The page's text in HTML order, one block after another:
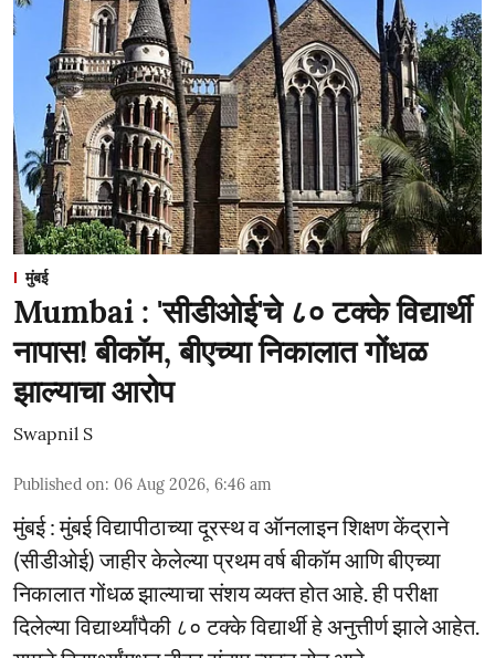
मुंबई
Mumbai : 'सीडीओई'चे ८० टक्के विद्यार्थी
नापास! बीकॉम, बीएच्या निकालात गोंधळ
झाल्याचा आरोप
Swapnil S
Published on: 06 Aug 2026, 6:46 am
मुंबई : मुंबई विद्यापीठाच्या दूरस्थ व ऑनलाइन शिक्षण केंद्राने
(सीडीओई) जाहीर केलेल्या प्रथम वर्ष बीकॉम आणि बीएच्या
निकालात गोंधळ झाल्याचा संशय व्यक्त होत आहे. ही परीक्षा
दिलेल्या विद्यार्थ्यांपैकी ८० टक्के विद्यार्थी हे अनुत्तीर्ण झाले आहेत.